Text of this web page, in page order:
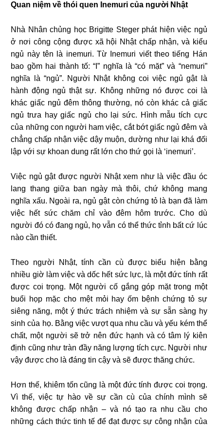
Quan niệm về thói quen Inemuri của người Nhật
Nhà Nhân chủng học Brigitte Steger phát hiện việc ngủ
ở nơi công cộng được xã hội Nhật chấp nhận, và kiểu
ngủ này tên là inemuri. Từ Inemuri viết theo tiếng Hán
bao gồm hai thành tố: “I” nghĩa là “có mặt” và “nemuri”
nghĩa là “ngủ”. Người Nhật không coi việc ngủ gật là
hành động ngủ thật sự. Không những nó được coi là
khác giấc ngủ đêm thông thường, nó còn khác cả giấc
ngủ trưa hay giấc ngủ cho lại sức. Hình mẫu tích cực
của những con người ham việc, cắt bớt giấc ngủ đêm và
chẳng chấp nhận việc dậy muộn, dường như lại khá đối
lập với sự khoan dung rất lớn cho thứ gọi là ‘inemuri’.
Việc ngủ gật được người Nhật xem như là việc đầu óc
lang thang giữa ban ngày mà thôi, chứ không mang
nghĩa xấu. Ngoài ra, ngủ gật còn chứng tỏ là bạn đã làm
việc hết sức chăm chỉ vào đêm hôm trước. Cho dù
người đó có đang ngủ, họ vẫn có thể thức tỉnh bất cứ lúc
nào cần thiết.
Theo người Nhật, tính cần cù được biểu hiện bằng
nhiều giờ làm việc và dốc hết sức lực, là một đức tính rất
được coi trọng. Một người cố gắng góp mặt trong một
buổi họp mặc cho mệt mỏi hay ốm bệnh chứng tỏ sự
siêng năng, một ý thức trách nhiệm và sự sẵn sàng hy
sinh của họ. Bằng việc vượt qua nhu cầu và yếu kém thể
chất, một người sẽ trở nên đức hạnh và có tâm lý kiên
định cũng như tràn đầy năng lượng tích cực. Người như
vậy được cho là đáng tin cậy và sẽ được thăng chức.
Hơn thế, khiêm tốn cũng là một đức tính được coi trọng.
Vì thế, việc tự hào về sự cần cù của chính mình sẽ
không được chấp nhận – và nó tạo ra nhu cầu cho
những cách thức tinh tế để đạt được sự công nhận của